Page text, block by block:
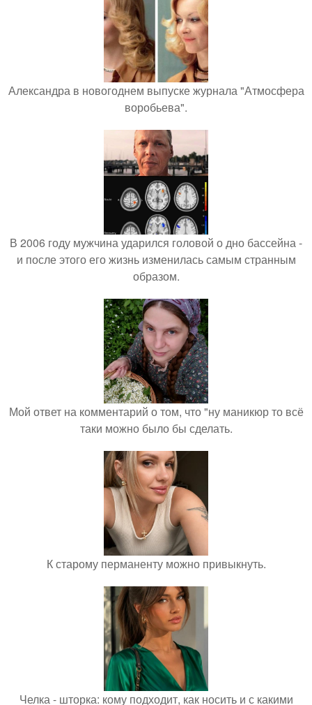
Александра в новогоднем выпуске журнала "Атмосфера
воробьева".
В 2006 году мужчина ударился головой о дно бассейна -
и после этого его жизнь изменилась самым странным
образом.
Мой ответ на комментарий о том, что "ну маникюр то всё
таки можно было бы сделать.
К старому перманенту можно привыкнуть.
Челка - шторка: кому подходит, как носить и с какими